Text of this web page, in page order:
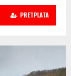
PRETPLATA